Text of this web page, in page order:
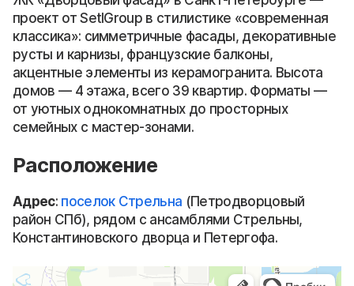
проект от SetlGroup в стилистике «современная
классика»: симметричные фасады, декоративные
русты и карнизы, французские балконы,
акцентные элементы из керамогранита. Высота
домов — 4 этажа, всего 39 квартир. Форматы —
от уютных однокомнатных до просторных
семейных с мастер-зонами.
Расположение
Адрес: поселок Стрельна (Петродворцовый
район СПб), рядом с ансамблями Стрельны,
Константиновского дворца и Петергофа.